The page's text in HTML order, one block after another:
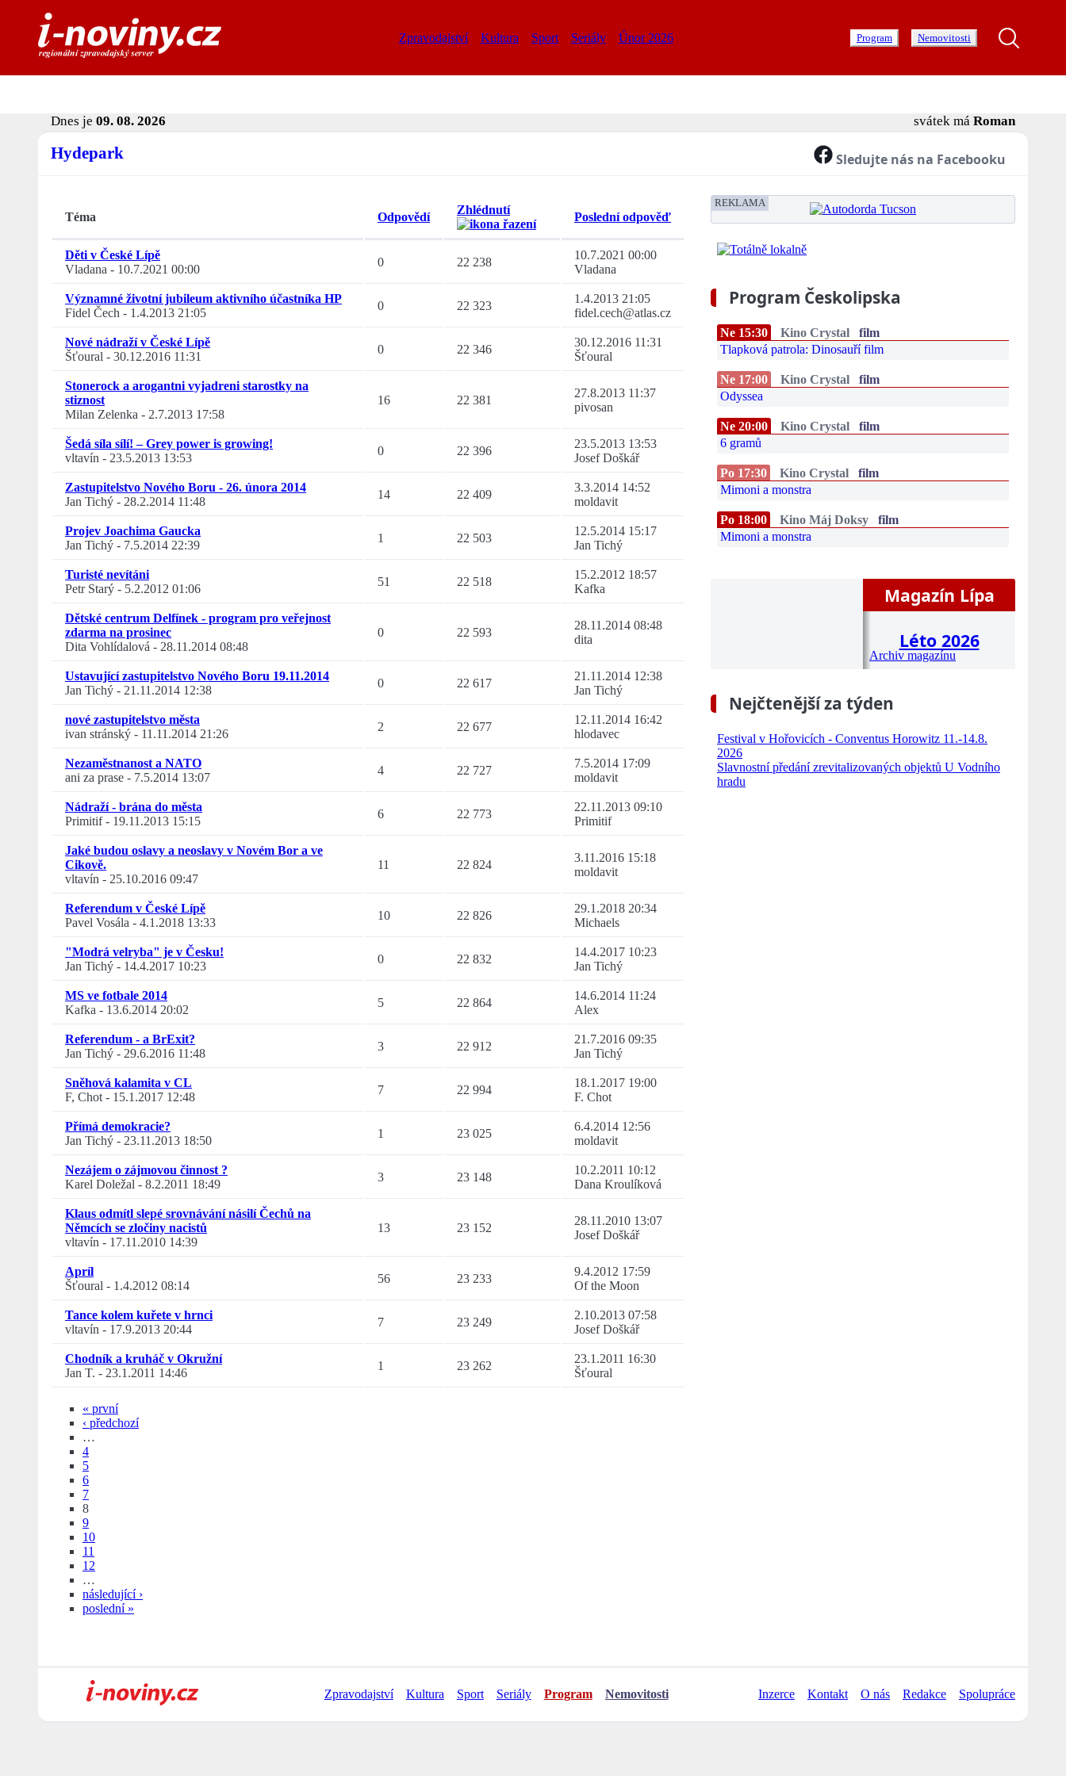
Zpravodajství Kultura Sport Seriály Únor 2026 Program Nemovitosti
Dnes je 09. 08. 2026 svátek má Roman
Hydepark Sledujte nás na Facebooku
Téma Odpovědí
Zhlédnutí
Poslední odpověď
Děti v České Lípě
Vladana - 10.7.2021 00:00
0 22 238
10.7.2021 00:00
Vladana
Významné životní jubileum aktivního účastníka HP
Fidel Čech - 1.4.2013 21:05
0 22 323
1.4.2013 21:05
fidel.cech@atlas.cz
Nové nádraží v České Lípě
Šťoural - 30.12.2016 11:31
0 22 346
30.12.2016 11:31
Šťoural
Stonerock a arogantni vyjadreni starostky na
stiznost
Milan Zelenka - 2.7.2013 17:58
16 22 381
27.8.2013 11:37
pivosan
Šedá síla sílí! – Grey power is growing!
vltavín - 23.5.2013 13:53
0 22 396
23.5.2013 13:53
Josef Doškář
Zastupitelstvo Nového Boru - 26. února 2014
Jan Tichý - 28.2.2014 11:48
14 22 409
3.3.2014 14:52
moldavit
Projev Joachima Gaucka
Jan Tichý - 7.5.2014 22:39
1 22 503
12.5.2014 15:17
Jan Tichý
Turisté nevítáni
Petr Starý - 5.2.2012 01:06
51 22 518
15.2.2012 18:57
Kafka
Dětské centrum Delfínek - program pro veřejnost
zdarma na prosinec
Dita Vohlídalová - 28.11.2014 08:48
0 22 593
28.11.2014 08:48
dita
Ustavující zastupitelstvo Nového Boru 19.11.2014
Jan Tichý - 21.11.2014 12:38
0 22 617
21.11.2014 12:38
Jan Tichý
nové zastupitelstvo města
ivan stránský - 11.11.2014 21:26
2 22 677
12.11.2014 16:42
hlodavec
Nezaměstnanost a NATO
ani za prase - 7.5.2014 13:07
4 22 727
7.5.2014 17:09
moldavit
Nádraží - brána do města
Primitif- 19.11.2013 15:15
6 22 773
22.11.2013 09:10
Primitif
Jaké budou oslavy a neoslavy v Novém Bor a ve
Cikově.
vltavín - 25.10.2016 09:47
11 22 824
3.11.2016 15:18
moldavit
Referendum v České Lípě
Pavel Vosála - 4.1.2018 13:33
10 22 826
29.1.2018 20:34
Michaels
"Modrá velryba" je v Česku!
Jan Tichý - 14.4.2017 10:23
0 22 832
14.4.2017 10:23
Jan Tichý
MS ve fotbale 2014
Kafka - 13.6.2014 20:02
5 22 864
14.6.2014 11:24
Alex
Referendum - a BrExit?
Jan Tichý - 29.6.2016 11:48
3 22 912
21.7.2016 09:35
Jan Tichý
Sněhová kalamita v CL
F, Chot- 15.1.2017 12:48
7 22 994
18.1.2017 19:00
F. Chot
Přímá demokracie?
Jan Tichý - 23.11.2013 18:50
1 23 025
6.4.2014 12:56
moldavit
Nezájem o zájmovou činnost ?
Karel Doležal - 8.2.2011 18:49
3 23 148
10.2.2011 10:12
Dana Kroulíková
Klaus odmítl slepé srovnávání násilí Čechů na
Němcích se zločiny nacistů
vltavín - 17.11.2010 14:39
13 23 152
28.11.2010 13:07
Josef Doškář
Apríl
Šťoural - 1.4.2012 08:14
56 23 233
9.4.2012 17:59
Of the Moon
Tance kolem kuřete v hrnci
vltavín - 17.9.2013 20:44
7 23 249
2.10.2013 07:58
Josef Doškář
Chodník a kruháč v Okružní
Jan T. - 23.1.2011 14:46
1 23 262
23.1.2011 16:30
Šťoural
« první
‹ předchozí
…
4
5
6
7
8
9
10
11
12
…
následující ›
poslední »
REKLAMA
Program Českolipska
Ne 15:30 Kino Crystal
film
Tlapková patrola: Dinosauří film
Ne 17:00 Kino Crystal
film
Odyssea
Ne 20:00 Kino Crystal
film
6 gramů
Po 17:30 Kino Crystal
film
Mimoni a monstra
Po 18:00 Kino Máj Doksy
film
Mimoni a monstra
Magazín Lípa
Léto 2026
Archiv magazínu
Nejčtenější za týden
Festival v Hořovicích - Conventus Horowitz 11.-14.8.
2026
Slavnostní předání zrevitalizovaných objektů U Vodního
hradu
Zpravodajství Kultura Sport Seriály Program Nemovitosti Inzerce Kontakt O nás Redakce Spolupráce